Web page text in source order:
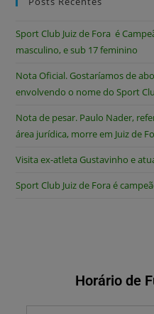
Sport Club Juiz de Fora é
masculino, e sub 17 feminino
Nota Oficial. Gostaríamos de
envolvendo o nome do Sport
Nota de pesar. Paulo Nader,
área jurídica, morre em Juiz de
Visita ex-atleta Gustavinho e
Sport Club Juiz de Fora é
Horário de